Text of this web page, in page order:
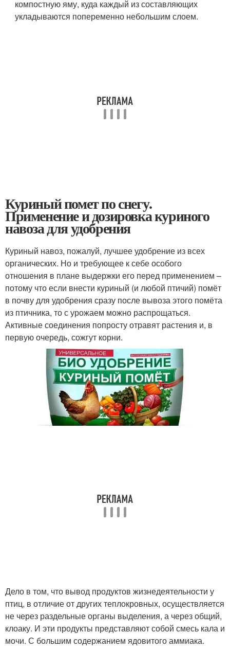
компостную яму, куда каждый из составляющих
укладываются попеременно небольшим слоем.
Куриный помет по снегу.
Применение и дозировка куриного
навоза для удобрения
Куриный навоз, пожалуй, лучшее удобрение из всех
органических. Но и требующее к себе особого
отношения в плане выдержки его перед применением –
потому что если внести куриный (и любой птичий) помёт
в почву для удобрения сразу после вывоза этого помёта
из птичника, то с урожаем можно распрощаться.
Активные соединения попросту отравят растения и, в
первую очередь, сожгут корни.
Дело в том, что вывод продуктов жизнедеятельности у
птиц, в отличие от других теплокровных, осуществляется
не через раздельные органы выделения, а через общий,
клоаку. И эти продукты представляют собой смесь кала и
мочи. С большим содержанием ядовитого аммиака.